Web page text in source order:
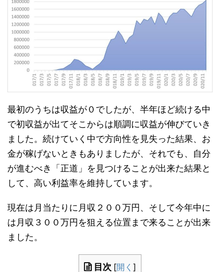
最初のうちは収益が０でしたが、半年ほど続ける中
で初収益が出てそこからは順調に収益が伸びていき
ました。続けていく中で方向性を見失った結果、お
金が稼げないときもありましたが、それでも、自分
が進むべき「正道」を見つけることが出来た結果と
して、高い利益率を維持しています。
現在は月当たりに月収２００万円、そして今年中に
は月収３００万円を狙える位置まで来ることが出来
ました。
目次 [開く ]